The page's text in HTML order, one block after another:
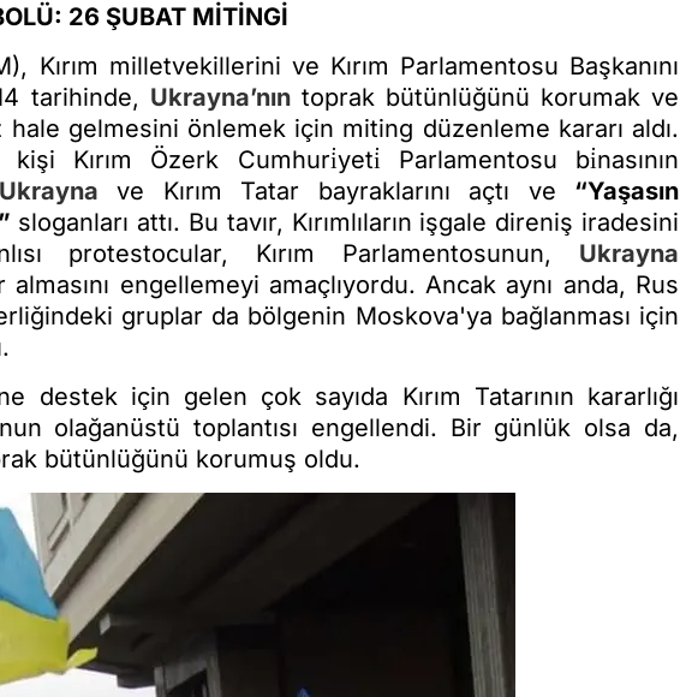
26 ŞUBAT MİTİNGİ
Kırım milletvekillerini ve Kırım Parlamentosu Başkanını
tarihinde, Ukrayna’nıntoprak bütünlüğünü korumak ve
hale gelmesini önlemek için miting düzenleme kararı aldı.
kişi Kırım Özerk Cumhuri̇yeti̇ Parlamentosu bi̇nasının
Ukrayna ve Kırım Tatar bayraklarını açtı ve “Yaşasın
sloganları attı. Bu tavır, Kırımlıların işgale direniş iradesini
protestocular, Kırım Parlamentosunun, Ukrayna
engellemeyi amaçlıyordu. Ancak aynı anda, Rus
gruplar da bölgenin Moskova'ya bağlanması için
destek için gelen çok sayıda Kırım Tatarının kararlığı
olağanüstü toplantısı engellendi. Bir günlük olsa da,
bütünlüğünü korumuş oldu.